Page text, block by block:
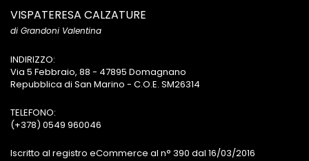
VISPATERESA CALZATURE
di Grandoni Valentina
INDIRIZZO:
Via 5 Febbraio, 88 - 47895 Domagnano
Repubblica di San Marino - C.O.E. SM26314
TELEFONO:
(+378) 0549 960046
Iscritto al registro eCommerce al n° 390 dal 16/03/2016